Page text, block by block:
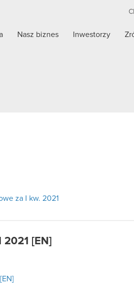
Nasz biznes Inwestorzy
za I kw. 2021
[EN]